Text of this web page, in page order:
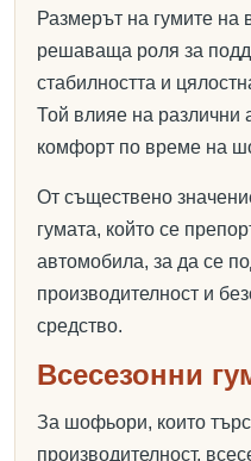
Размерът на гумите
решаваща роля за
стабилността и
Той влияе на различни
комфорт по време на
От съществено
гумата, който се
автомобила, за да се
производителност и
средство.
Всесезонни
За шофьори, които
производителност,